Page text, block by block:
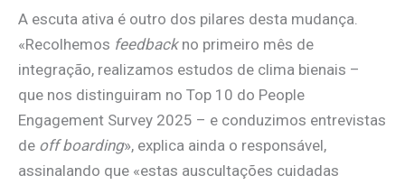
A escuta ativa é outro dos pilares desta mudança.
«Recolhemos feedbackno primeiro mês de
integração, realizamos estudos de clima bienais –
que nos distinguiram no Top 10 do People
Engagement Survey 2025 – e conduzimos entrevistas
de off boarding», explica ainda o responsável,
assinalando que «estas auscultações cuidadas